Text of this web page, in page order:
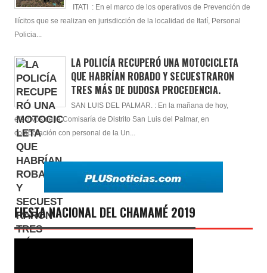
ITATI : En el marco de los operativos de Prevención de
Ilícitos que se realizan en jurisdicción de la localidad de Itatí, Personal
Policia...
LA POLICÍA RECUPERÓ UNA MOTOCICLETA
QUE HABRÍAN ROBADO Y SECUESTRARON
TRES MÁS DE DUDOSA PROCEDENCIA.
SAN LUIS DEL PALMAR. : En la mañana de hoy,
efectivos de la Comisaría de Distrito San Luis del Palmar, en
colaboración con personal de la Un...
FIESTA NACIONAL DEL CHAMAMÉ 2019